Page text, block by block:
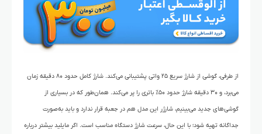
از طرفی، گوشی از شارژ سریع ۲۵ واتی پشتیبانی می‌کند. شارژ کامل حدود ۸۰ دقیقه زمان
می‌برد، و ۳۰ دقیقه شارژ حدود ۵۰٪ باتری را پر می‌کند. همان‌طور که در بسیاری از
گوشی‌های جدید می‌بینیم، شارژر این مدل هم در جعبه قرار ندارد و باید به‌صورت
جداگانه تهیه شود؛ با این حال، سرعت شارژ دستگاه مناسب است. اگر مایلید بیشتر درباره